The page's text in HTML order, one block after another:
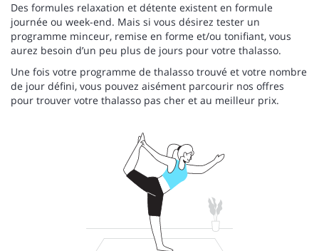
Des formules relaxation et détente existent en formule
journée ou week-end. Mais si vous désirez tester un
programme minceur, remise en forme et/ou tonifiant, vous
aurez besoin d’un peu plus de jours pour votre thalasso.
Une fois votre programme de thalasso trouvé et votre nombre
de jour défini, vous pouvez aisément parcourir nos offres
pour trouver votre thalasso pas cher et au meilleur prix.